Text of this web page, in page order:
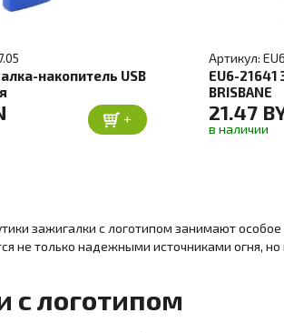
накопитель USB
+
Артикул:
EU6-
BRISBANE
21.47
в наличии
зажигалки с логотипом занимают особое
не только надежными источниками огня,
с логотипом